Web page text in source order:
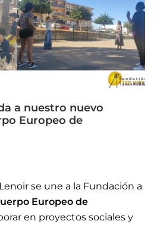
a nuestro nuevo
Europeo de
se une a la Fundación a
Europeo de
en proyectos sociales y